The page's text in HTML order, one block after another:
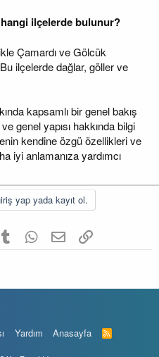
ilçelerde bulunur?
Çamardı ve Gölcük
ilçelerde dağlar, göller ve
kapsamlı bir genel bakış
genel yapısı hakkında bilgi
kendine özgü özellikleri ve
iyi anlamanıza yardımcı
yap yada kayıt ol.
Tumblr WhatsApp
E-postaLink
Yardım Anasayfa
R
S